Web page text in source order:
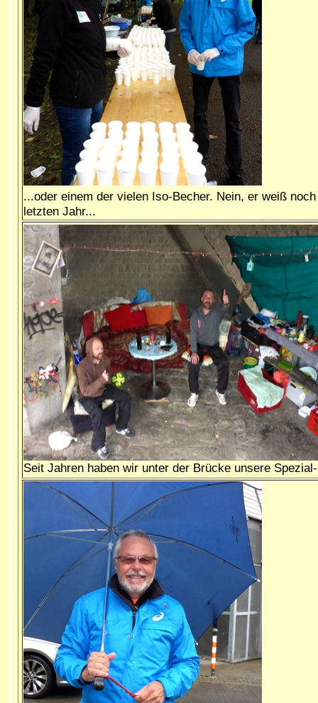
...oder einem der vielen Iso-Becher. Nein, er weiß
letzten Jahr...
Seit Jahren haben wir unter der Brücke unsere